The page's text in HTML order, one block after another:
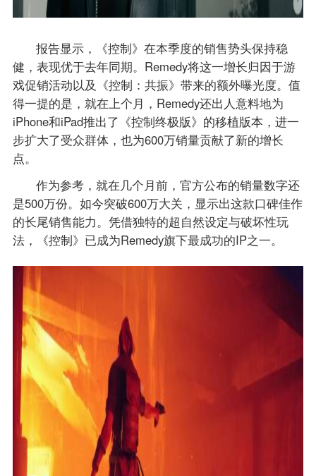
报告显示，《控制》在本季度的销售势头保持稳
健，表现优于去年同期。Remedy将这一增长归因于游
戏促销活动以及《控制：共振》带来的额外曝光度。值
得一提的是，就在上个月，Remedy还出人意料地为
iPhone和iPad推出了《控制终极版》的移植版本，进一
步扩大了受众群体，也为600万销量贡献了新的增长
点。
作为参考，就在几个月前，官方公布的销量数字还
是500万份。如今突破600万大关，显示出这款口碑佳作
的长尾销售能力。凭借独特的超自然设定与破坏性玩
法，《控制》已成为Remedy旗下最成功的IP之一。